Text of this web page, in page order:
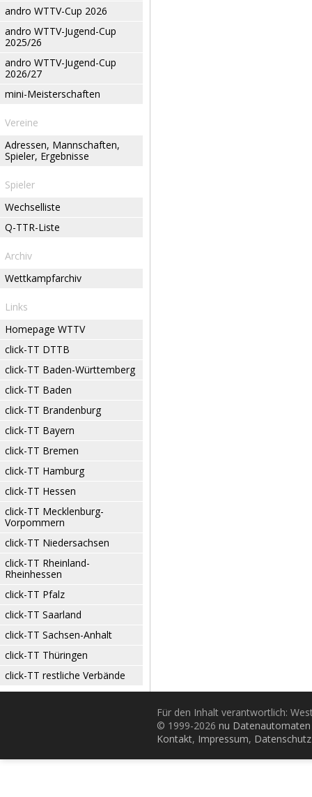
andro WTTV-Cup 2026
andro WTTV-Jugend-Cup
2025/26
andro WTTV-Jugend-Cup
2026/27
mini-Meisterschaften
Vereine
Adressen, Mannschaften,
Spieler, Ergebnisse
Spieler
Wechselliste
Q-TTR-Liste
Archiv
Wettkampfarchiv
Links
Homepage WTTV
click-TT DTTB
click-TT Baden-Württemberg
click-TT Baden
click-TT Brandenburg
click-TT Bayern
click-TT Bremen
click-TT Hamburg
click-TT Hessen
click-TT Mecklenburg-
Vorpommern
click-TT Niedersachsen
click-TT Rheinland-
Rheinhessen
click-TT Pfalz
click-TT Saarland
click-TT Sachsen-Anhalt
click-TT Thüringen
click-TT restliche Verbände
Für den Inhalt verantwortlich:
© 1999-2026 nu
Kontakt, Impressum, Datenschutz